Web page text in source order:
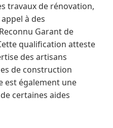
travaux de rénovation,
à des
Garant de
qualification atteste
des artisans
de construction
est également une
certaines aides